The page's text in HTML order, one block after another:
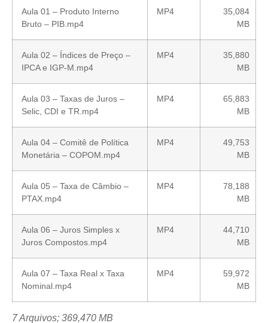
Aula 01 – Produto Interno
Bruto – PIB.mp4
MP4
35,084
MB
Aula 02 – Índices de Preço –
IPCA e IGP-M.mp4
MP4
35,880
MB
Aula 03 – Taxas de Juros –
Selic, CDI e TR.mp4
MP4
65,883
MB
Aula 04 – Comitê de Política
Monetária – COPOM.mp4
MP4
49,753
MB
Aula 05 – Taxa de Câmbio –
PTAX.mp4
MP4
78,188
MB
Aula 06 – Juros Simples x
Juros Compostos.mp4
MP4
44,710
MB
Aula 07 – Taxa Real x Taxa
Nominal.mp4
MP4
59,972
MB
7 Arquivos; 369,470 MB